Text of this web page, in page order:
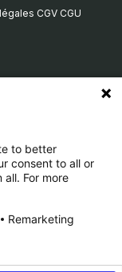
CGV CGU
to better
consent to all or
For more
Remarketing